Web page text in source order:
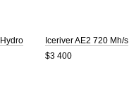
Iceriver AE2 720 Mh/s
$3 400